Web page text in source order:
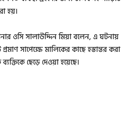
হয়।
ওসি সালাউদ্দিন মিয়া বলেন, এ ঘটনায়
সাপেক্ষে মালিকের কাছে হস্তান্তর করা
ছেড়ে দেওয়া হয়েছে।